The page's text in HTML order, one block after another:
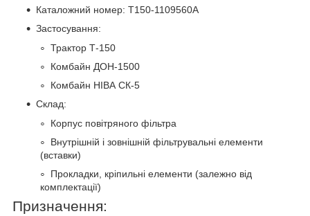
Каталожний номер: Т150-1109560А
Застосування:
Трактор Т-150
Комбайн ДОН-1500
Комбайн НІВА СК-5
Склад:
Корпус повітряного фільтра
Внутрішній і зовнішній фільтрувальні елементи
(вставки)
Прокладки, кріпильні елементи (залежно від
комплектації)
Призначення: